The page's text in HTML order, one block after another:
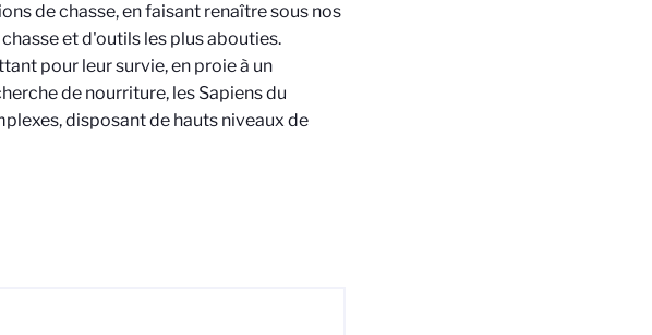
de chasse, en faisant renaître sous nos
et d'outils les plus abouties.
pour leur survie, en proie à un
de nourriture, les Sapiens du
disposant de hauts niveaux de